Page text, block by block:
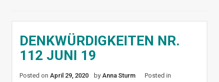
DENKWÜRDIGKEITEN NR.
112 JUNI 19
Posted on April 29, 2020 by Anna Sturm
Posted in